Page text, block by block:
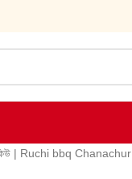
কিউ | Ruchi bbq Chanachur